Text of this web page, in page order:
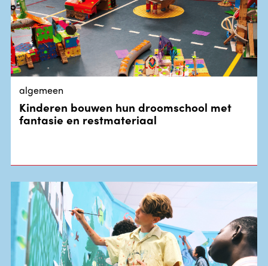
algemeen
Kinderen bouwen hun droomschool met
fantasie en restmateriaal